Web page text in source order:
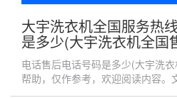
大宇洗衣机全国服务热
是多少(大宇洗衣机全国
电话售后电话号码是多少(大宇洗
帮助，仅作参考，欢迎阅读内容。